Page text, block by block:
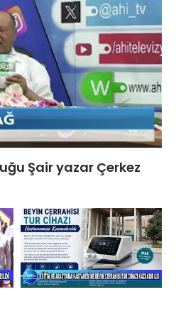
Şair yazar Çerkez